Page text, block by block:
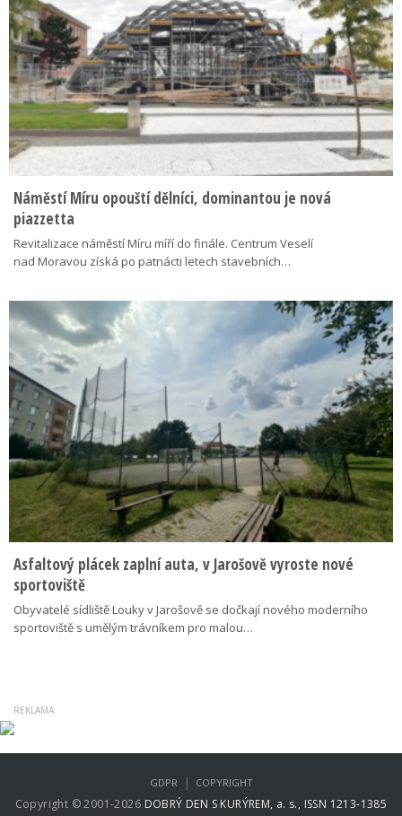
Náměstí Míru opouští dělníci, dominantou je nová
piazzetta
Revitalizace náměstí Míru míří do finále. Centrum Veselí
nad Moravou získá po patnácti letech stavebních…
Asfaltový plácek zaplní auta, v Jarošově vyroste nové
sportoviště
Obyvatelé sídliště Louky v Jarošově se dočkají nového moderního
sportoviště s umělým trávníkem pro malou…
Copyright © 2001-2026 DOBRÝ DEN S KURÝREM, a. s., ISSN 1213-1385
GDPR | COPYRIGHT